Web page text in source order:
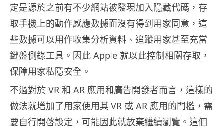
定是源於之前有不少網站被發現加入隱藏代碼，存
取手機上的動作感應數據而沒有得到用家同意，這
些數據可以用作收集分析資料、追蹤用家甚至充當
鍵盤側錄工具。因此 Apple 就以此控制相關存取，
保障用家私隱安全。
不過對於 VR 和 AR 應用和廣告開發者而言，這樣的
做法就增加了用家使用其 VR 或 AR 應用的門檻，需
要自行開啓設定，可能因此就放棄繼續瀏覽。這個